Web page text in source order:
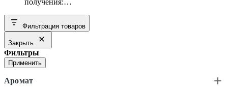
Фильтрация товаров
Закрыть
Фильтры
Применить
Аромат